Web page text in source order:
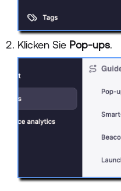
Klicken Sie Pop-ups.